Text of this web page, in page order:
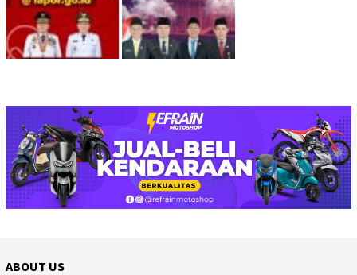
ABOUT US